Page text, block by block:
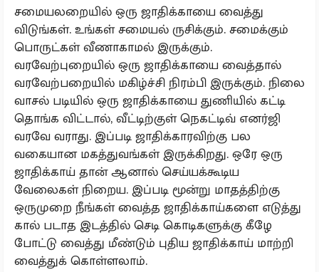
சமையலறையில் ஒரு ஜாதிக்காயை வைத்து
விடுங்கள். உங்கள் சமையல் ருசிக்கும். சமைக்கும்
பொருட்கள் வீணாகாமல் இருக்கும்.
வரவேற்புறையில் ஒரு ஜாதிக்காயை வைத்தால்
வரவேற்பறையில் மகிழ்ச்சி நிரம்பி இருக்கும். நிலை
வாசல் படியில் ஒரு ஜாதிக்காயை துணியில் கட்டி
தொங்க விட்டால், வீட்டிற்குள் நெகட்டிவ் எனர்ஜி
வரவே வராது. இப்படி ஜாதிக்காரவிற்கு பல
வகையான மகத்துவங்கள் இருக்கிறது. ஒரே ஒரு
ஜாதிக்காய் தான் ஆனால் செய்யக்கூடிய
வேலைகள் நிறைய. இப்படி மூன்று மாதத்திற்கு
ஒருமுறை நீங்கள் வைத்த ஜாதிக்காய்களை எடுத்து
கால் படாத இடத்தில் செடி கொடிகளுக்கு கீழே
போட்டு வைத்து மீண்டும் புதிய ஜாதிக்காய் மாற்றி
வைத்துக் கொள்ளலாம்.